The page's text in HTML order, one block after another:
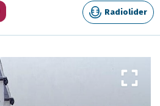
Radiolider